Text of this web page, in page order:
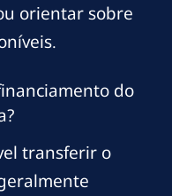
orientar sobre
do
transferir o